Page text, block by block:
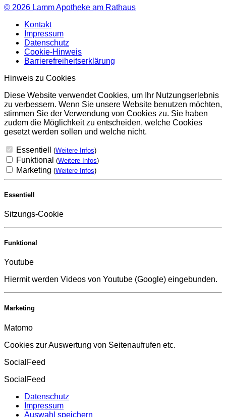
© 2026 Lamm Apotheke am Rathaus
Kontakt
Impressum
Datenschutz
Cookie-Hinweis
Barrierefreiheitserklärung
Hinweis zu Cookies
Diese Website verwendet Cookies, um Ihr Nutzungserlebnis
zu verbessern. Wenn Sie unsere Website benutzen möchten,
stimmen Sie der Verwendung von Cookies zu. Sie haben
zudem die Möglichkeit zu entscheiden, welche Cookies
gesetzt werden sollen und welche nicht.
Essentiell (Weitere Infos)
Funktional (Weitere Infos)
Marketing (Weitere Infos)
Essentiell
Sitzungs-Cookie
Funktional
Youtube
Hiermit werden Videos von Youtube (Google) eingebunden.
Marketing
Matomo
Cookies zur Auswertung von Seitenaufrufen etc.
SocialFeed
SocialFeed
Datenschutz
Impressum
Auswahl speichern